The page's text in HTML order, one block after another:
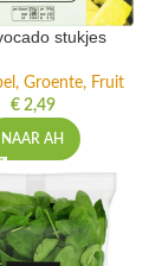
stukjes
Groente, Fruit
€2,49
NAAR AH